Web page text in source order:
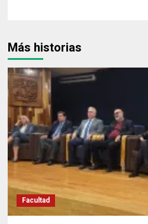
Más historias
Facultad